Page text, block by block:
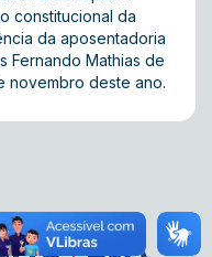
constitucional da
da aposentadoria
Fernando Mathias de
novembro deste ano.